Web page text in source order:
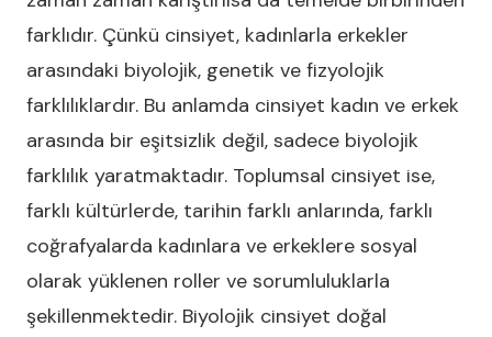
farklıdır. Çünkü cinsiyet, kadınlarla erkekler
arasındaki biyolojik, genetik ve fizyolojik
farklılıklardır. Bu anlamda cinsiyet kadın ve erkek
arasında bir eşitsizlik değil, sadece biyolojik
farklılık yaratmaktadır. Toplumsal cinsiyet ise,
farklı kültürlerde, tarihin farklı anlarında, farklı
coğrafyalarda kadınlara ve erkeklere sosyal
olarak yüklenen roller ve sorumluluklarla
şekillenmektedir. Biyolojik cinsiyet doğal